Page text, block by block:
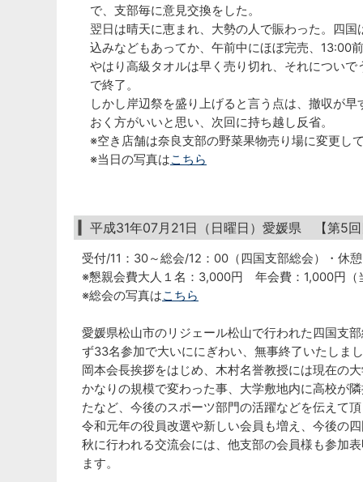
で、支部毎に意見交換をした。
翌日は晴天に恵まれ、大勢の人で賑わった。四
込みなどもあってか、午前中にほぼ完売、13:00
やはり高級タオルは早く売り切れ、それについで
で終了。
しかし岸辺祭を盛り上げると言う点は、撤収が
おく方がいいと思い、次回に持ち越し反省。
※空き店舗は奈良支部の野菜果物売り場に変更し
※当日の写真はこちら
平成31年07月21日（日曜日）愛媛県 【第5
受付/11：30～総会/12：00（四国支部総会）・休
※懇親会費大人１名：3,000円 年会費：1,000円（
※総会の写真はこちら
愛媛県松山市のリジェール松山で行われた四国支
ず33名参加で大いににぎわい、無事終了いたしま
岡本会長挨拶をはじめ、木村名誉教授には現在の
かなりの規模で変わった事、大学敷地内に高校が
たなど、今後のスポーツ部門の活躍などを伝えて
令和元年の役員改選や新しい会員も増え、今後の
秋に行われる交流会には、他支部の会員様も参加
ます。